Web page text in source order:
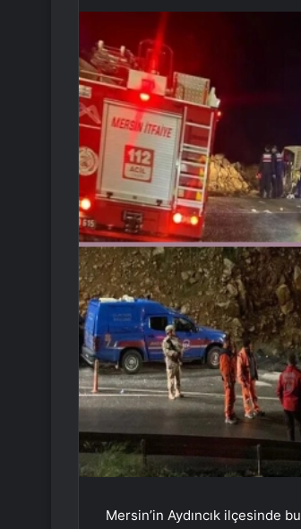
Mersin’in Aydıncık ilçesinde